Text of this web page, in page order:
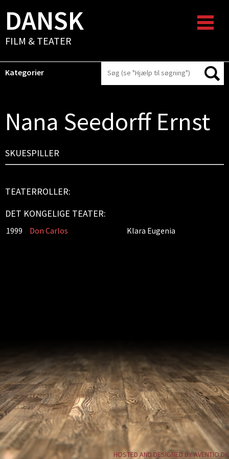
DANSK
FILM & TEATER
Kategorier
Nana Seedorff Ernst
SKUESPILLER
TEATERROLLER:
DET KONGELIGE TEATER:
1999 Don Carlos Klara Eugenia
HOSTED AND DESIGNED BY AVENTIO.DK